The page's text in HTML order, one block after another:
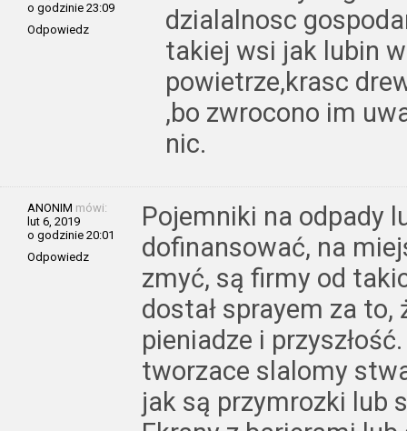
o godzinie 23:09
Odpowiedz
dzialalnosc
takiej wsi jak lubin
powietrze,krasc
,bo zwrocono im
nic.
ANONIM mówi:
lut 6, 2019
o godzinie 20:01
Odpowiedz
Pojemniki na odpady
dofinansować, na
zmyć, są firmy od
dostał sprayem za to,
pieniadze i
tworzace slalomy
jak są przymrozki lub